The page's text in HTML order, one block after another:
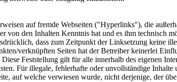
auf fremde Webseiten ("Hyperlinks"), die
von den Inhalten Kenntnis hat und es ihm technisch
dass zum Zeitpunkt der Linksetzung keine
verknüpften Seiten hat der Betreiber keinerlei
Feststellung gilt für alle innerhalb des eigenen
Für illegale, fehlerhafte oder unvollständige
auf welche verwiesen wurde, nicht derjenige, der